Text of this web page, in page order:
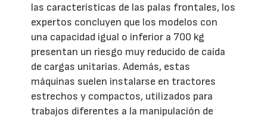
las características de las palas frontales, los
expertos concluyen que los modelos con
una capacidad igual o inferior a 700 kg
presentan un riesgo muy reducido de caída
de cargas unitarias. Además, estas
máquinas suelen instalarse en tractores
estrechos y compactos, utilizados para
trabajos diferentes a la manipulación de